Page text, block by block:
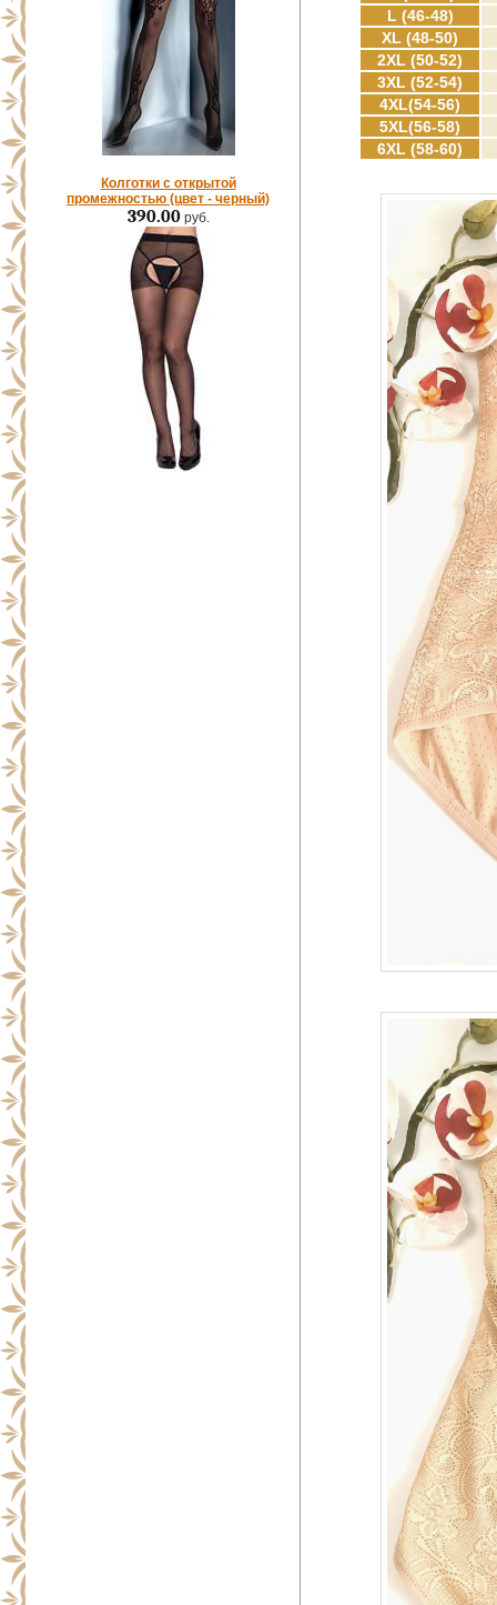
Колготки с открытой
промежностью (цвет - черный)
390.00руб.
L (46-48)
XL (48-50)
2XL (50-52)
3XL (52-54)
4XL(54-56)
5XL(56-58)
6XL (58-60)